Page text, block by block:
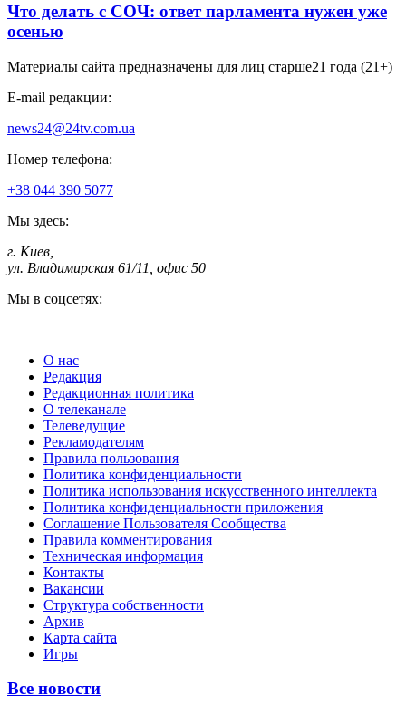
Что делать с СОЧ: ответ парламента нужен уже
осенью
Материалы сайта предназначены для лиц старше21 года (21+)
E-mail редакции:
news24@24tv.com.ua
Номер телефона:
+38 044 390 5077
Мы здесь:
г. Киев
ул. Владимирская 61/11, офис 50
Мы в соцсетях:
О нас
Редакция
Редакционная политика
О телеканале
Телеведущие
Рекламодателям
Правила пользования
Политика конфиденциальности
Политика использования искусственного интеллекта
Политика конфиденциальности приложения
Соглашение Пользователя Сообщества
Правила комментирования
Техническая информация
Контакты
Вакансии
Структура собственности
Архив
Карта сайта
Игры
Все новости